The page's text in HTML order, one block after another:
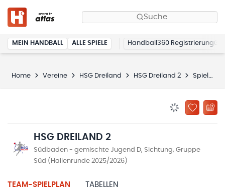
Suche
MEIN HANDBALL ALLE SPIELE Handball360 Registrierung
Home Vereine HSG Dreiland HSG Dreiland 2 Spielplan
ZU
HSG DREILAND 2
Südbaden - gemischte Jugend D, Sichtung, Gruppe
Süd (Hallenrunde 2025/2026)
TEAM-SPIELPLAN TABELLEN